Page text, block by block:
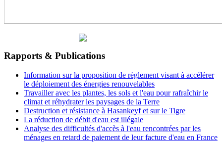
Rapports & Publications
Information sur la proposition de règlement visant à accélérer
le déploiement des énergies renouvelables
Travailler avec les plantes, les sols et l'eau pour rafraîchir le
climat et réhydrater les paysages de la Terre
Destruction et résistance à Hasankeyf et sur le Tigre
La réduction de débit d'eau est illégale
Analyse des difficultés d'accès à l'eau rencontrées par les
ménages en retard de paiement de leur facture d'eau en France